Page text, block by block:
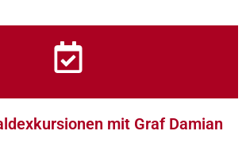
mit Graf Damian